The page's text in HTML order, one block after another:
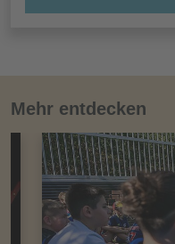
Mehr entdecken